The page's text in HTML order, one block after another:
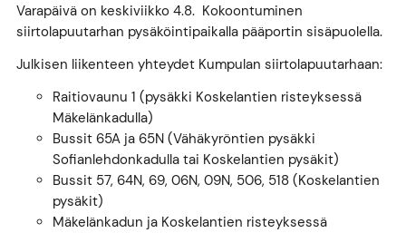
Varapäivä on keskiviikko 4.8. Kokoontuminen
siirtolapuutarhan pysäköintipaikalla pääportin sisäpuolella.
Julkisen liikenteen yhteydet Kumpulan siirtolapuutarhaan:
Raitiovaunu 1 (pysäkki Koskelantien risteyksessä
Mäkelänkadulla)
Bussit 65A ja 65N (Vähäkyröntien pysäkki
Sofianlehdonkadulla tai Koskelantien pysäkit)
Bussit 57, 64N, 69, 06N, 09N, 506, 518 (Koskelantien
pysäkit)
Mäkelänkadun ja Koskelantien risteyksessä